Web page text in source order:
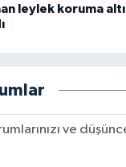
leylek koruma